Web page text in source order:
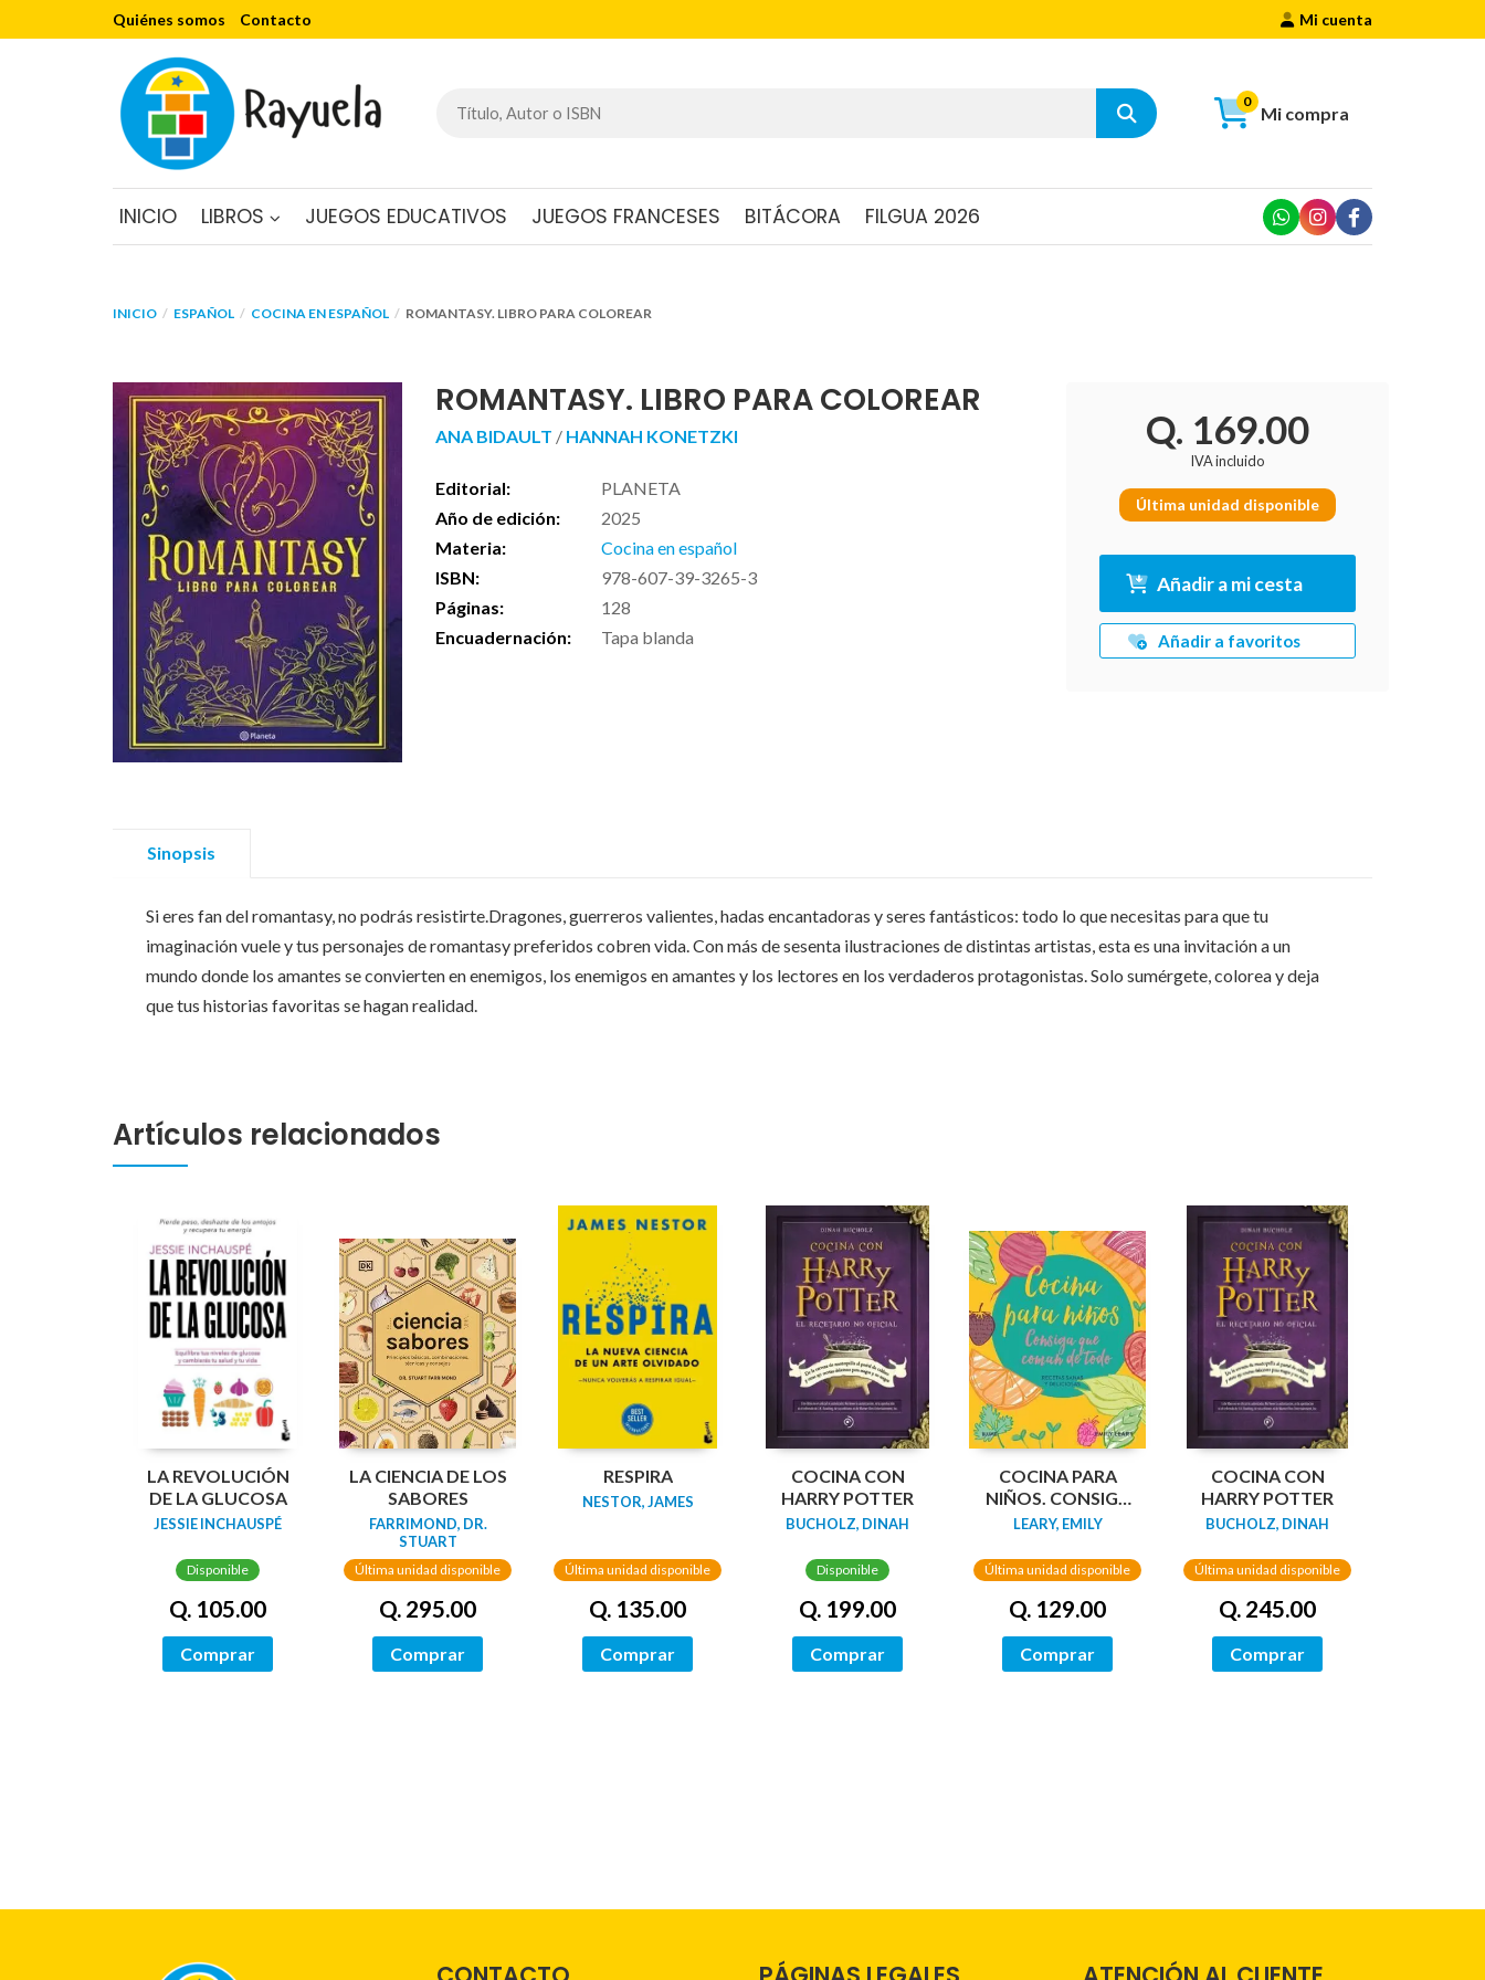
Quiénes somos Contacto Mi cuenta
Mi compra
0
INICIO LIBROS JUEGOS EDUCATIVOS JUEGOS FRANCESES BITÁCORA FILGUA 2026
INICIO ESPAÑOL COCINA EN ESPAÑOL ROMANTASY. LIBRO PARA COLOREAR
ROMANTASY. LIBRO PARA COLOREAR
ANA BIDAULT / HANNAH KONETZKI
Editorial:
PLANETA
Año de edición:
2025
Materia:
Cocina en español
ISBN:
978-607-39-3265-3
Páginas:
128
Encuadernación:
Tapa blanda
Q. 169.00
IVA incluido
Última unidad disponible
Añadir a mi cesta
Añadir a favoritos
Sinopsis
Si eres fan del romantasy, no podrás resistirte.Dragones, guerreros valientes, hadas encantadoras y seres fantásticos: todo lo que necesitas para que tu
imaginación vuele y tus personajes de romantasy preferidos cobren vida. Con más de sesenta ilustraciones de distintas artistas, esta es una invitación a un
mundo donde los amantes se convierten en enemigos, los enemigos en amantes y los lectores en los verdaderos protagonistas. Solo sumérgete, colorea y deja
que tus historias favoritas se hagan realidad.
Artículos relacionados
LA REVOLUCIÓN
DE LA GLUCOSA
JESSIE INCHAUSPÉ
Disponible
Q. 105.00
Comprar
LA CIENCIA DE LOS
SABORES
FARRIMOND, DR.
STUART
Última unidad disponible
Q. 295.00
Comprar
RESPIRA
NESTOR, JAMES
Última unidad disponible
Q. 135.00
Comprar
COCINA CON
HARRY POTTER
BUCHOLZ, DINAH
Disponible
Q. 199.00
Comprar
COCINA PARA
NIÑOS. CONSIGA
QUE COMAN DE
LEARY, EMILY
Última unidad disponible
Q. 129.00
Comprar
COCINA CON
HARRY POTTER
BUCHOLZ, DINAH
Última unidad disponible
Q. 245.00
Comprar